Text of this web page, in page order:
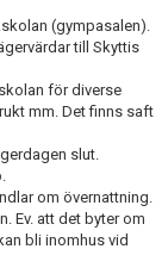
(gympasalen).
till Skyttis
för diverse
mm. Det finns saft
slut.
om övernattning.
Ev. att det byter om
bli inomhus vid